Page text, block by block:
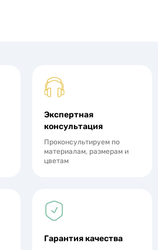
Экспертная
консультация
Проконсультируем по
материалам, размерам и
цветам
Гарантия качества